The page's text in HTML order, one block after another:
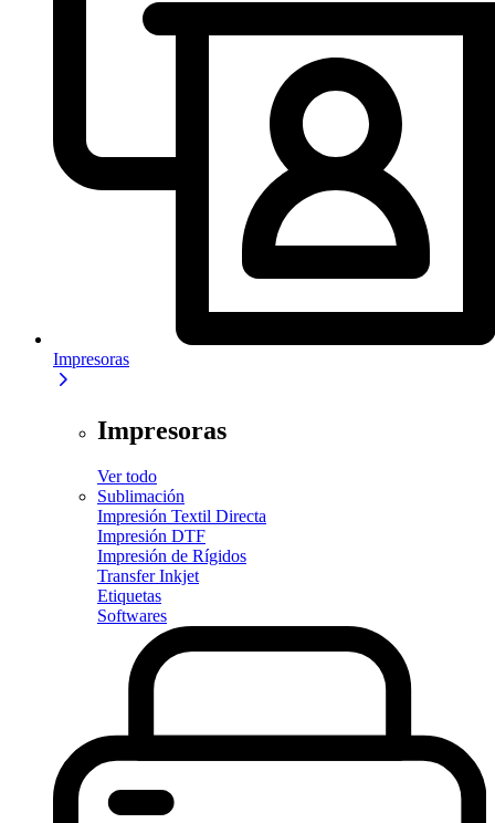
Impresoras
Impresoras
Ver todo
Sublimación
Impresión Textil Directa
Impresión DTF
Impresión de Rígidos
Transfer Inkjet
Etiquetas
Softwares